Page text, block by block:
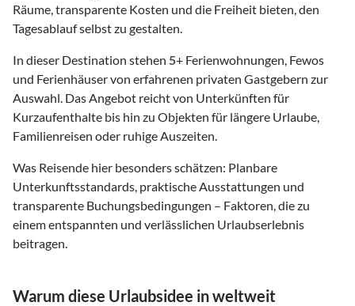
Räume, transparente Kosten und die Freiheit bieten, den
Tagesablauf selbst zu gestalten.
In dieser Destination stehen 5+ Ferienwohnungen, Fewos
und Ferienhäuser von erfahrenen privaten Gastgebern zur
Auswahl. Das Angebot reicht von Unterkünften für
Kurzaufenthalte bis hin zu Objekten für längere Urlaube,
Familienreisen oder ruhige Auszeiten.
Was Reisende hier besonders schätzen: Planbare
Unterkunftsstandards, praktische Ausstattungen und
transparente Buchungsbedingungen – Faktoren, die zu
einem entspannten und verlässlichen Urlaubserlebnis
beitragen.
Warum diese Urlaubsidee in weltweit